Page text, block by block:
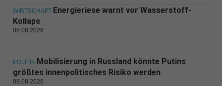
WIRTSCHAFT Energieriese warnt vor Wasserstoff-
Kollaps
08.08.2026
POLITIK Mobilisierung in Russland könnte Putins
größtes innenpolitisches Risiko werden
08.08.2026